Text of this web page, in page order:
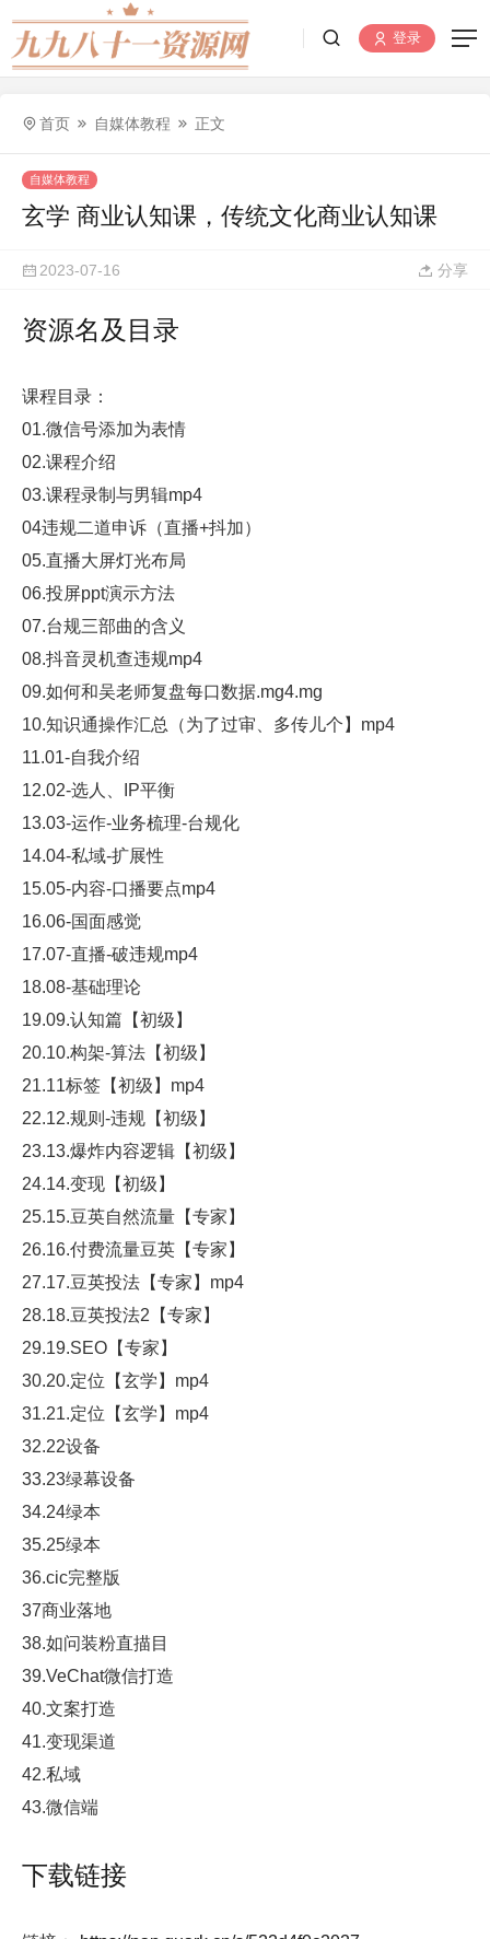
登录
首页 自媒体教程 正文
自媒体教程
玄学 商业认知课，传统文化商业认知课
2023-07-16 分享
资源名及目录
课程目录：
01.微信号添加为表情
02.课程介绍
03.课程录制与男辑mp4
04违规二道申诉（直播+抖加）
05.直播大屏灯光布局
06.投屏ppt演示方法
07.台规三部曲的含义
08.抖音灵机查违规mp4
09.如何和吴老师复盘每口数据.mg4.mg
10.知识通操作汇总（为了过审、多传儿个】mp4
11.01-自我介绍
12.02-选人、IP平衡
13.03-运作-业务梳理-台规化
14.04-私域-扩展性
15.05-内容-口播要点mp4
16.06-国面感觉
17.07-直播-破违规mp4
18.08-基础理论
19.09.认知篇【初级】
20.10.构架-算法【初级】
21.11标签【初级】mp4
22.12.规则-违规【初级】
23.13.爆炸内容逻辑【初级】
24.14.变现【初级】
25.15.豆英自然流量【专家】
26.16.付费流量豆英【专家】
27.17.豆英投法【专家】mp4
28.18.豆英投法2【专家】
29.19.SEO【专家】
30.20.定位【玄学】mp4
31.21.定位【玄学】mp4
32.22设备
33.23绿幕设备
34.24绿本
35.25绿本
36.cic完整版
37商业落地
38.如问装粉直描目
39.VeChat微信打造
40.文案打造
41.变现渠道
42.私域
43.微信端
下载链接